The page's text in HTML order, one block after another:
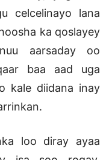
celcelinayo lana
ka qoslayey
aarsaday oo
baa aad uga
kale diidana inay
loo diray ayaa